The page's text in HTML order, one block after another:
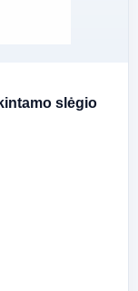
slėgio